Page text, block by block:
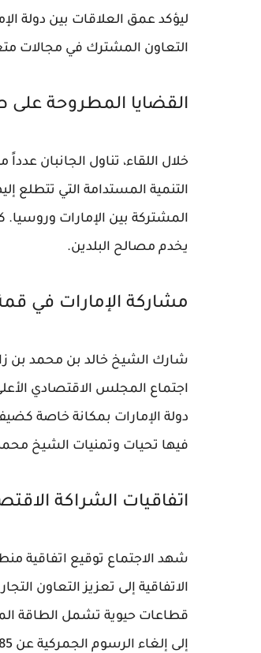
ليؤكد عمق العلاقات بين دولة
التعاون المشترك في مجالات
القضايا المطروحة على
خلال اللقاء، تناول الجانبان
التنمية المستدامة التي تتطلع
المشتركة بين الإمارات وروسيا.
يخدم مصالح البلدين.
مشاركة الإمارات في قمة
شارك الشيخ خالد بن محمد بن
اجتماع المجلس الاقتصادي
دولة الإمارات بمكانة خاصة
فيها تحيات وتمنيات الشيخ محمد
اتفاقيات الشراكة
شهد الاجتماع توقيع اتفاقية
الاتفاقية إلى تعزيز التعاون
قطاعات حيوية تشمل الطاقة
إلى إلغاء الرسوم الجمركية عن 85% من البضائع المتداولة بين الاتحاد والإمارات.